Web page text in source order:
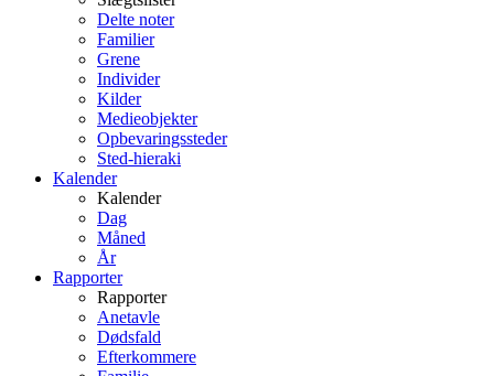
Delte noter
Familier
Grene
Individer
Kilder
Medieobjekter
Opbevaringssteder
Sted-hieraki
Kalender
Kalender
Dag
Måned
År
Rapporter
Rapporter
Anetavle
Dødsfald
Efterkommere